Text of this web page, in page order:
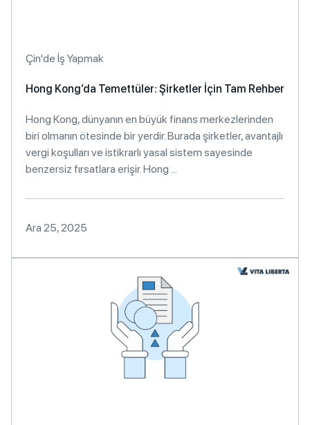
Çin'de İş Yapmak
Hong Kong’da Temettüler: Şirketler İçin Tam Rehber
Hong Kong, dünyanın en büyük finans merkezlerinden
biri olmanın ötesinde bir yerdir. Burada şirketler, avantajlı
vergi koşulları ve istikrarlı yasal sistem sayesinde
benzersiz fırsatlara erişir. Hong ...
Ara 25, 2025